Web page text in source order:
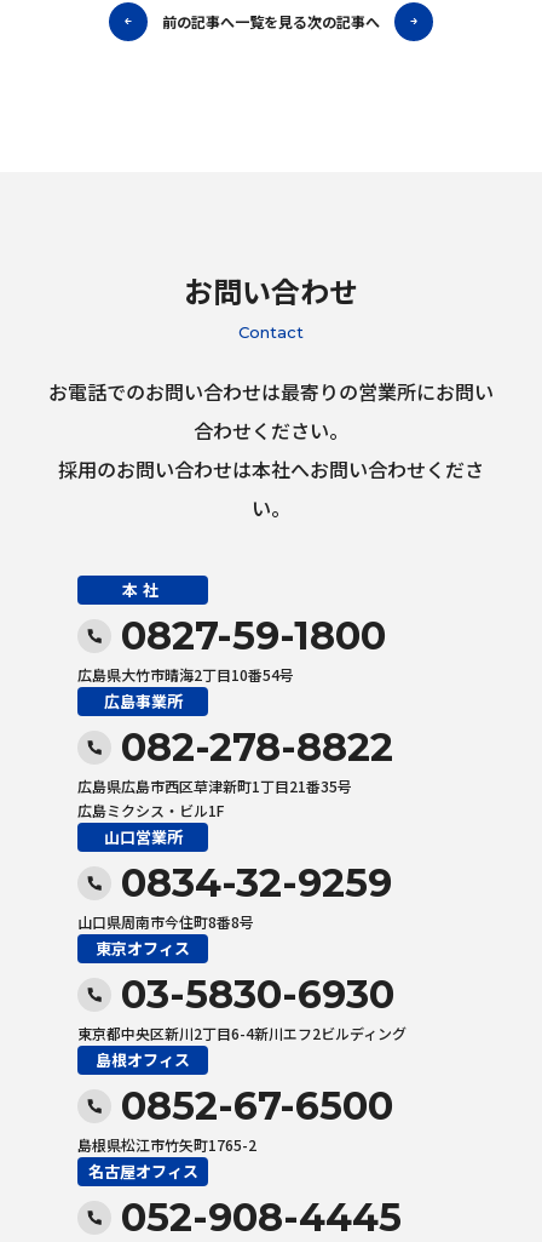
前の記事へ一覧を見る次の記事へ
お問い合わせ
Contact
お電話でのお問い合わせは最寄りの営業所にお問い
合わせください。
採用のお問い合わせは本社へお問い合わせくださ
い。
本社
0827-59-1800
広島県大竹市晴海2丁目10番54号
広島事業所
082-278-8822
広島県広島市西区草津新町1丁目21番35号
広島ミクシス・ビル1F
山口営業所
0834-32-9259
山口県周南市今住町8番8号
東京オフィス
03-5830-6930
東京都中央区新川2丁目6-4新川エフ2ビルディング
島根オフィス
0852-67-6500
島根県松江市竹矢町1765-2
名古屋オフィス
052-908-4445